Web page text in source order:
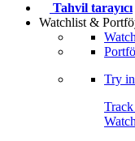
Tahvil tarayıcı
Watchlist &
Try in